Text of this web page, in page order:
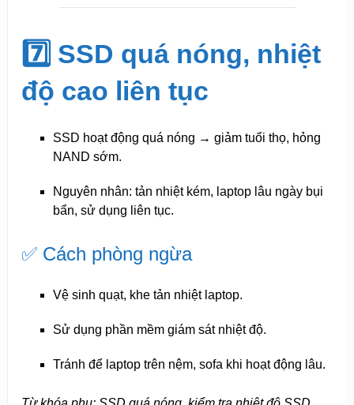
7️⃣ SSD quá nóng, nhiệt
độ cao liên tục
SSD hoạt động quá nóng → giảm tuổi thọ, hỏng
NAND sớm.
Nguyên nhân: tản nhiệt kém, laptop lâu ngày bụi
bẩn, sử dụng liên tục.
✅ Cách phòng ngừa
Vệ sinh quạt, khe tản nhiệt laptop.
Sử dụng phần mềm giám sát nhiệt độ.
Tránh để laptop trên nệm, sofa khi hoạt động lâu.